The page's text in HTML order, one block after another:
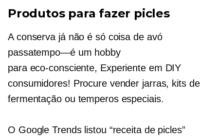
Produtos para fazer picles
A conserva já não é só coisa de avó
passatempo—éum hobby
para eco-consciente, Experiente em DIY
consumidores! Procure vender jarras, kits de
fermentação ou temperos especiais.
O Google Trends listou “receita de picles”